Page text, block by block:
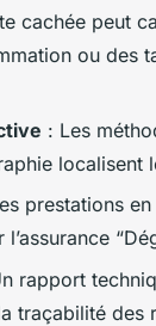
cachée peut
ou des
: Les
localisent
prestations
rapport
traçabilité des